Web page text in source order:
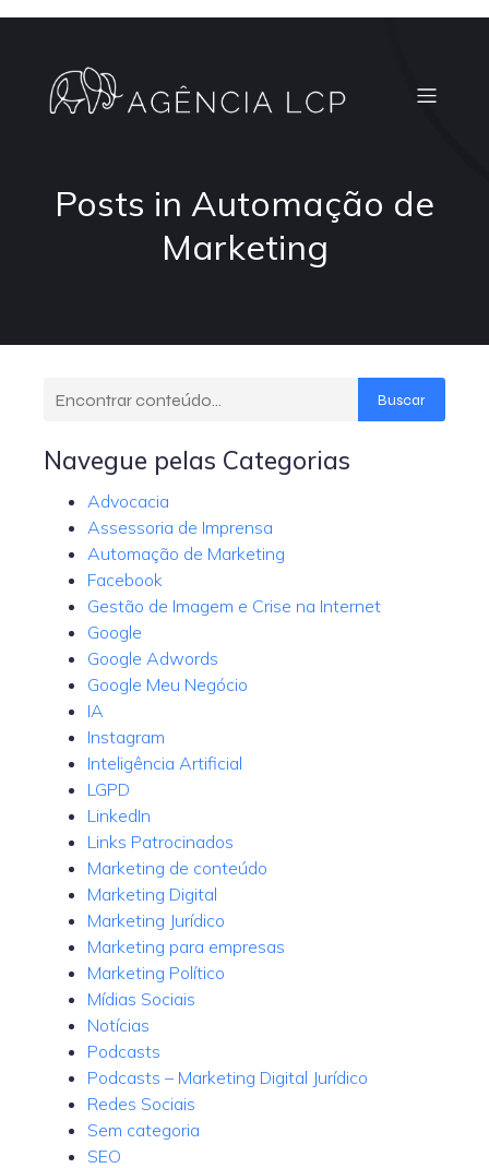
Posts in Automação de
Marketing
Buscar
Navegue pelas Categorias
Advocacia
Assessoria de Imprensa
Automação de Marketing
Facebook
Gestão de Imagem e Crise na Internet
Google
Google Adwords
Google Meu Negócio
IA
Instagram
Inteligência Artificial
LGPD
LinkedIn
Links Patrocinados
Marketing de conteúdo
Marketing Digital
Marketing Jurídico
Marketing para empresas
Marketing Político
Mídias Sociais
Notícias
Podcasts
Podcasts – Marketing Digital Jurídico
Redes Sociais
Sem categoria
SEO